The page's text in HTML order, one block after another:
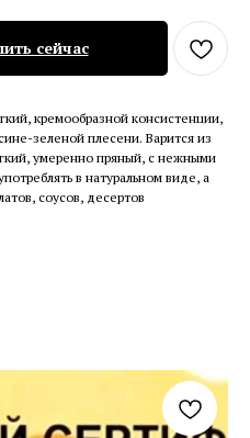
сейчас
кремообразной консистенции,
зеленой плесени. Варится из
умеренно пряный, с нежными
в натуральном виде, а
соусов, десертов